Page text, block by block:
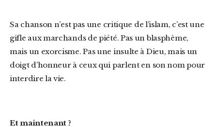
Sa chanson n’est pas une critique de l’islam, c’est une
gifle aux marchands de piété. Pas un blasphème,
mais un exorcisme. Pas une insulte à Dieu, mais un
doigt d’honneur à ceux qui parlent en son nom pour
interdire la vie.
Et maintenant ?